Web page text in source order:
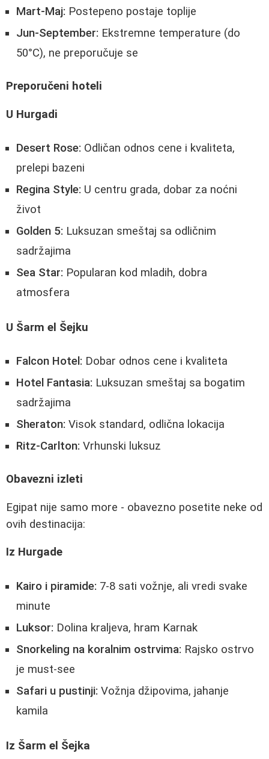
Mart-Maj: Postepeno postaje toplije
Jun-September: Ekstremne temperature (do
50°C), ne preporučuje se
Preporučeni hoteli
U Hurgadi
Desert Rose: Odličan odnos cene i kvaliteta,
prelepi bazeni
Regina Style: U centru grada, dobar za noćni
život
Golden 5: Luksuzan smeštaj sa odličnim
sadržajima
Sea Star: Popularan kod mladih, dobra
atmosfera
U Šarm el Šejku
Falcon Hotel: Dobar odnos cene i kvaliteta
Hotel Fantasia: Luksuzan smeštaj sa bogatim
sadržajima
Sheraton: Visok standard, odlična lokacija
Ritz-Carlton: Vrhunski luksuz
Obavezni izleti
Egipat nije samo more - obavezno posetite neke od
ovih destinacija:
Iz Hurgade
Kairo i piramide: 7-8 sati vožnje, ali vredi svake
minute
Luksor: Dolina kraljeva, hram Karnak
Snorkeling na koralnim ostrvima: Rajsko ostrvo
je must-see
Safari u pustinji: Vožnja džipovima, jahanje
kamila
Iz Šarm el Šejka